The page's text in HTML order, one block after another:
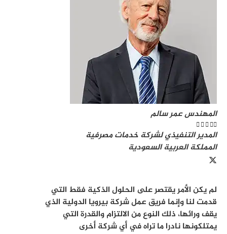
المهندس عمر سالم
   
المدير التنفيذي لشركة خدمات مصرفية
المملكة العربية السعودية
لم يكن الأمر يقتصر على الحلول الذكية فقط التي
قدمت لنا وإنما فريق عمل شركة بيرويا الدولية الذي
يقف ورائها، ذلك النوع من الالتزام والقدرة التي
يمتلكونها نادرا ما تراه في أي شركة أخرى